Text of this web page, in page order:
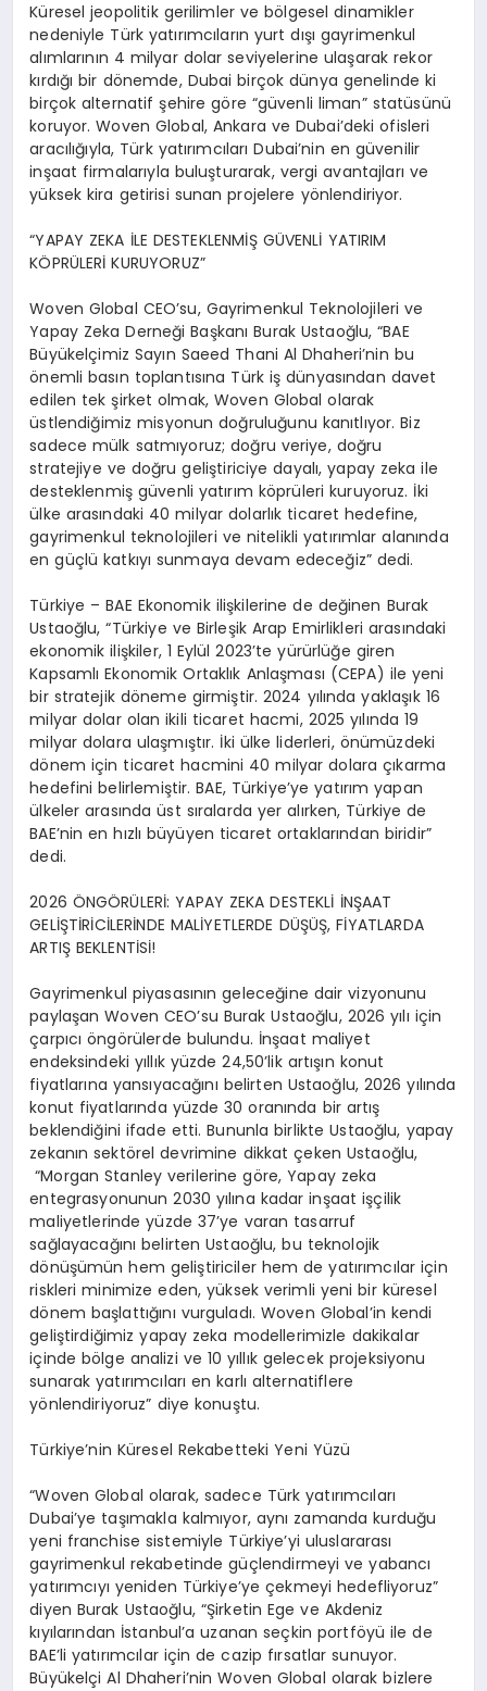
Küresel jeopolitik gerilimler ve bölgesel dinamikler
nedeniyle Türk yatırımcıların yurt dışı gayrimenkul
alımlarının 4 milyar dolar seviyelerine ulaşarak rekor
kırdığı bir dönemde, Dubai birçok dünya genelinde ki
birçok alternatifşehire göre “güvenli liman” statüsünü
koruyor.Woven Global, Ankara ve Dubai’deki ofisleri
aracılığıyla, Türk yatırımcıları Dubai’nin en güvenilir
inşaat firmalarıyla buluşturarak, vergi avantajları ve
yüksek kira getirisi sunan projelere yönlendiriyor.
“YAPAY ZEKA İLE DESTEKLENMİŞ GÜVENLİ YATIRIM
KÖPRÜLERİ KURUYORUZ”
Woven Global CEO’su, Gayrimenkul Teknolojileri ve
Yapay Zeka Derneği Başkanı Burak Ustaoğlu,“BAE
Büyükelçimiz Sayın Saeed Thani AlDhaheri’nin bu
önemli basın toplantısına Türk iş dünyasından davet
edilen tek şirket olmak, Woven Global olarak
üstlendiğimiz misyonun doğruluğunu kanıtlıyor. Biz
sadece mülk satmıyoruz; doğru veriye, doğru
stratejiye ve doğru geliştiriciye dayalı, yapay zeka ile
desteklenmiş güvenli yatırım köprüleri kuruyoruz. İki
ülke arasındaki 40 milyar dolarlık ticaret hedefine,
gayrimenkul teknolojileri ve nitelikli yatırımlar alanında
en güçlü katkıyı sunmaya devam edeceğiz” dedi.
Türkiye – BAE Ekonomik ilişkilerine de değinen Burak
Ustaoğlu,“Türkiye ve Birleşik Arap Emirlikleri arasındaki
ekonomik ilişkiler, 1 Eylül 2023’te yürürlüğe giren
Kapsamlı Ekonomik Ortaklık Anlaşması (CEPA) ile yeni
bir stratejik döneme girmiştir. 2024 yılında yaklaşık 16
milyar dolar olan ikili ticaret hacmi, 2025 yılında 19
milyar dolara ulaşmıştır. İki ülke liderleri, önümüzdeki
dönem için ticaret hacmini 40 milyar dolara çıkarma
hedefini belirlemiştir. BAE, Türkiye’ye yatırım yapan
ülkeler arasında üst sıralarda yer alırken, Türkiye de
BAE’nin en hızlı büyüyen ticaret ortaklarından biridir”
dedi.
2026 ÖNGÖRÜLERİ: YAPAY ZEKA DESTEKLİ İNŞAAT
GELİŞTİRİCİLERİNDE MALİYETLERDE DÜŞÜŞ, FİYATLARDA
ARTIŞ BEKLENTİSİ!
Gayrimenkul piyasasının geleceğine dair vizyonunu
paylaşanWoven CEO’su Burak Ustaoğlu,2026 yılı için
çarpıcı öngörülerde bulundu. İnşaat maliyet
endeksindeki yıllık yüzde 24,50’lik artışın konut
fiyatlarına yansıyacağını belirten Ustaoğlu, 2026 yılında
konut fiyatlarında yüzde 30 oranında bir artış
beklendiğini ifade etti. Bununla birlikte Ustaoğlu, yapay
zekanın sektörel devrimine dikkat çeken Ustaoğlu,
“MorganStanley verilerine göre, Yapay zeka
entegrasyonunun 2030 yılına kadar inşaat işçilik
maliyetlerinde yüzde 37’ye varan tasarruf
sağlayacağını belirten Ustaoğlu, bu teknolojik
dönüşümün hem geliştiriciler hem de yatırımcılar için
riskleri minimize eden, yüksek verimli yeni bir küresel
dönem başlattığını vurguladı. Woven Global’in kendi
geliştirdiğimiz yapay zeka modellerimizle dakikalar
içinde bölge analizi ve 10 yıllık gelecek projeksiyonu
sunarak yatırımcıları en karlı alternatiflere
yönlendiriyoruz” diye konuştu.
Türkiye’nin Küresel Rekabetteki Yeni Yüzü
“Woven Global olarak, sadece Türk yatırımcıları
Dubai’ye taşımakla kalmıyor, aynı zamanda kurduğu
yeni franchise sistemiyle Türkiye’yi uluslararası
gayrimenkul rekabetinde güçlendirmeyi ve yabancı
yatırımcıyı yeniden Türkiye’ye çekmeyi hedefliyoruz”
diyen Burak Ustaoğlu, “Şirketin Ege ve Akdeniz
kıyılarından İstanbul’a uzanan seçkin portföyü ile de
BAE’li yatırımcılar için de cazip fırsatlar sunuyor.
Büyükelçi Al Dhaheri’nin Woven Global olarak bizlere